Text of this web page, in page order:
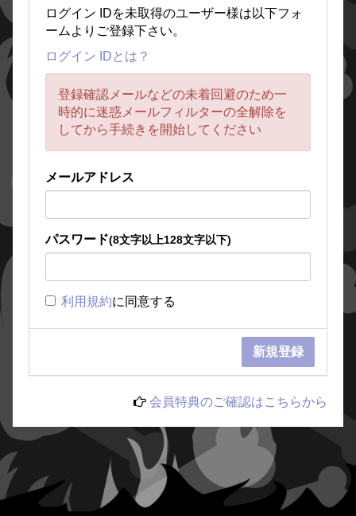
ログイン IDを未取得のユーザー様は以下フォ
ームよりご登録下さい。
ログイン IDとは？
登録確認メールなどの未着回避のため一
時的に迷惑メールフィルターの全解除を
してから手続きを開始してください
メールアドレス
パスワード(8文字以上128文字以下)
利用規約に同意する
会員特典のご確認はこちらから